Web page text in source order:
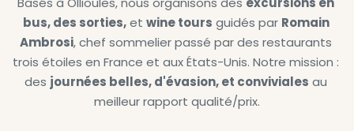
bus, des sorties, et wine tours guidés par Romain
Ambrosi, chef sommelier passé par des restaurants
trois étoiles en France et aux États-Unis. Notre mission :
des journées belles, d'évasion, et conviviales au
meilleur rapport qualité/prix.